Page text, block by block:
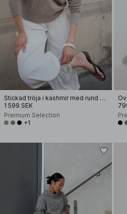
Stickad tröja i kashmir med rund halsringning
1 599 SEK
Premium Selection
+1